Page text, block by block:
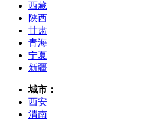
西藏
陕西
甘肃
青海
宁夏
新疆
城市：
西安
渭南